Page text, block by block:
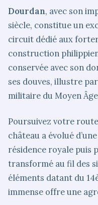
Dourdan, avec son
siècle, constitue un
circuit dédié aux
construction
conservée avec son
ses douves, illustre
militaire du Moyen
Poursuivez votre
château a évolué
résidence royale puis
transformé au fil des
éléments datant du
immense offre une